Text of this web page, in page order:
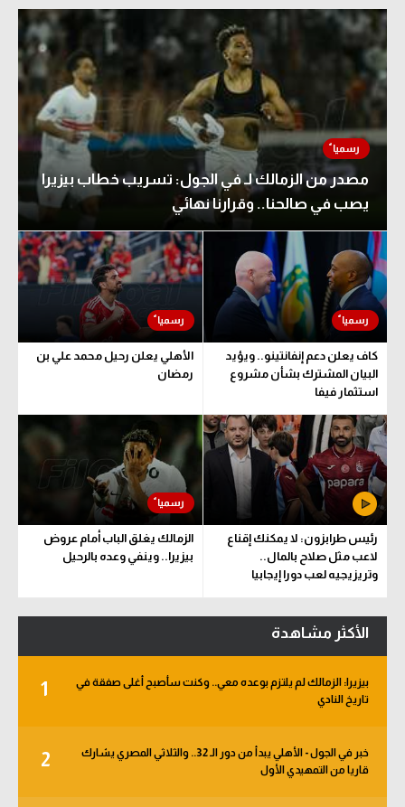
مصدر من الزمالك لـ في الجول: تسريب خطاب بيزيرا
يصب في صالحنا.. وقرارنا نهائي
كاف يعلن دعم إنفانتينو.. ويؤيد
البيان المشترك بشأن مشروع
استثمار فيفا
الأهلي يعلن رحيل محمد علي بن
رمضان
رئيس طرابزون: لا يمكنك إقناع
لاعب مثل صلاح بالمال..
وتريزيجيه لعب دورا إيجابيا
الزمالك يغلق الباب أمام عروض
بيزيرا.. وينفي وعده بالرحيل
الأكثر مشاهدة
1
بيزيرا: الزمالك لم يلتزم بوعده معي.. وكنت سأصبح أغلى صفقة في
تاريخ النادي
2
خبر في الجول - الأهلي يبدأ من دور الـ 32.. والثلاثي المصري يشارك
قاريا من التمهيدي الأول